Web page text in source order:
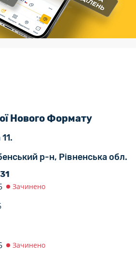
Страхові послуги
Каталог «Укрпошта Маркет»
Нового Формату
р-н, Рівненська обл.
Зачинено
Зачинено